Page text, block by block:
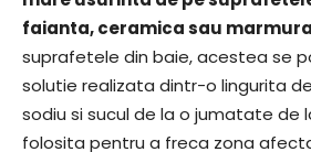
faianta, ceramica sau marmura
suprafetele din baie, acestea se
solutie realizata dintr-o lingurita
sodiu si sucul de la o jumatate de
folosita pentru a freca zona